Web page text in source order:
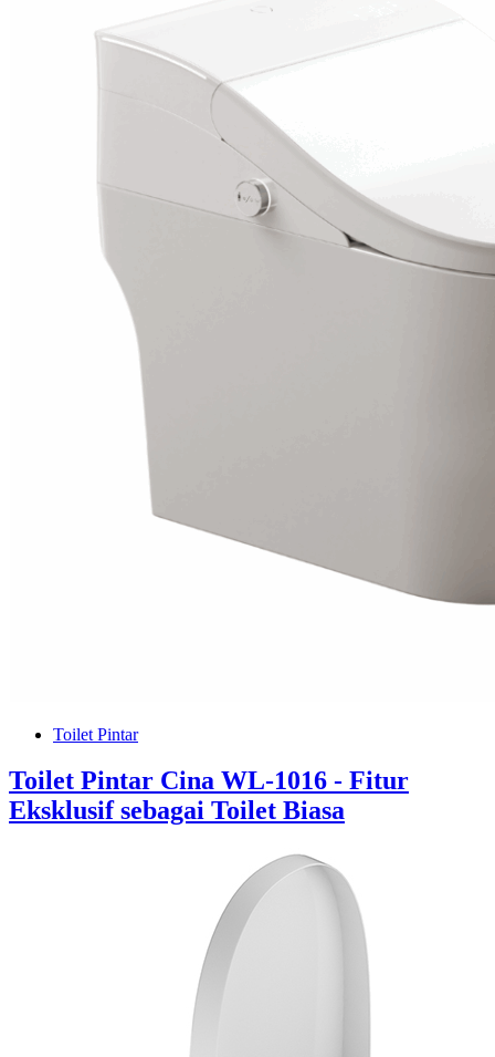
Toilet Pintar
Toilet Pintar Cina WL-1016 - Fitur
Eksklusif sebagai Toilet Biasa